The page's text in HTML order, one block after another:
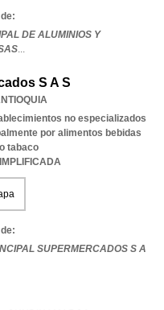
DE ALUMINIOS Y
...
S A S
no especializados
por alimentos bebidas
tabaco
SUPERMERCADOS S A